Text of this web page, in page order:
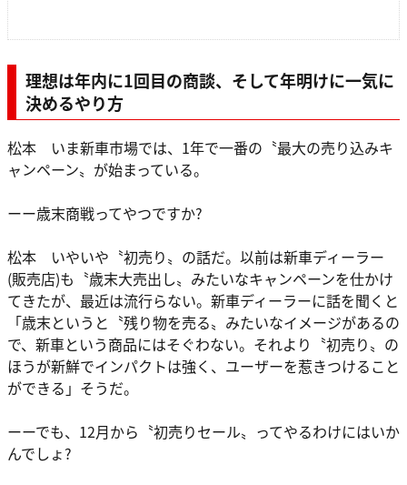
理想は年内に1回目の商談、そして年明けに一気に
決めるやり方
松本 いま新車市場では、1年で一番の〝最大の売り込みキ
ャンペーン〟が始まっている。
ーー歳末商戦ってやつですか?
松本 いやいや〝初売り〟の話だ。以前は新車ディーラー
(販売店)も〝歳末大売出し〟みたいなキャンペーンを仕かけ
てきたが、最近は流行らない。新車ディーラーに話を聞くと
「歳末というと〝残り物を売る〟みたいなイメージがあるの
で、新車という商品にはそぐわない。それより〝初売り〟の
ほうが新鮮でインパクトは強く、ユーザーを惹きつけること
ができる」そうだ。
ーーでも、12月から〝初売りセール〟ってやるわけにはいか
んでしょ?